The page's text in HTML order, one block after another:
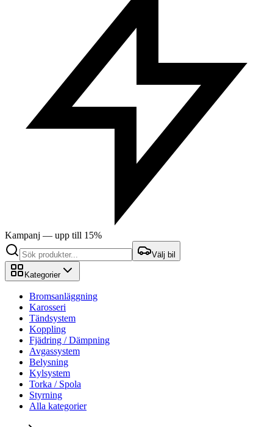
Kampanj — upp till 15%
Välj bil
Kategorier
Bromsanläggning
Karosseri
Tändsystem
Koppling
Fjädring / Dämpning
Avgassystem
Belysning
Kylsystem
Torka / Spola
Styrning
Alla kategorier